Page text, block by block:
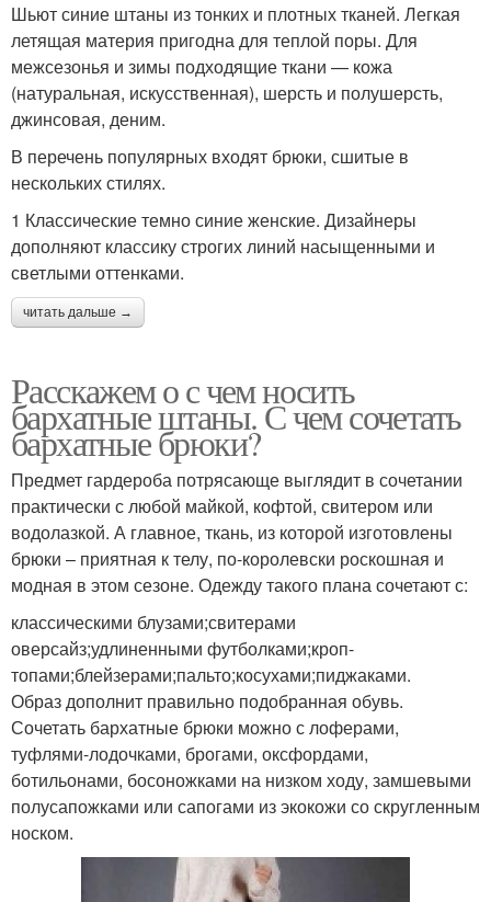
Шьют синие штаны из тонких и плотных тканей. Легкая
летящая материя пригодна для теплой поры. Для
межсезонья и зимы подходящие ткани — кожа
(натуральная, искусственная), шерсть и полушерсть,
джинсовая, деним.
В перечень популярных входят брюки, сшитые в
нескольких стилях.
1 Классические темно синие женские. Дизайнеры
дополняют классику строгих линий насыщенными и
светлыми оттенками.
читать дальше →
Расскажем о с чем носить
бархатные штаны. С чем сочетать
бархатные брюки?
Предмет гардероба потрясающе выглядит в сочетании
практически с любой майкой, кофтой, свитером или
водолазкой. А главное, ткань, из которой изготовлены
брюки – приятная к телу, по-королевски роскошная и
модная в этом сезоне. Одежду такого плана сочетают с:
классическими блузами;свитерами
оверсайз;удлиненными футболками;кроп-
топами;блейзерами;пальто;косухами;пиджаками.
Образ дополнит правильно подобранная обувь.
Сочетать бархатные брюки можно с лоферами,
туфлями-лодочками, брогами, оксфордами,
ботильонами, босоножками на низком ходу, замшевыми
полусапожками или сапогами из экокожи со скругленным
носком.